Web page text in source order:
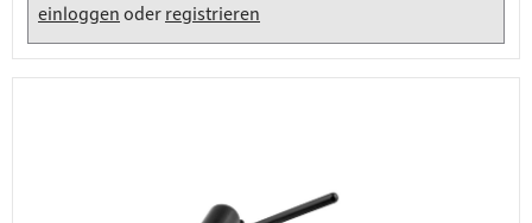
einloggenoderregistrieren